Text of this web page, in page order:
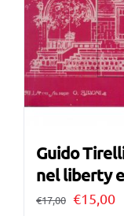
Guido
nel liberty
€17,00 Il
€15,00Il